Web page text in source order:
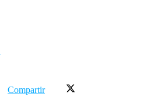
Compartir